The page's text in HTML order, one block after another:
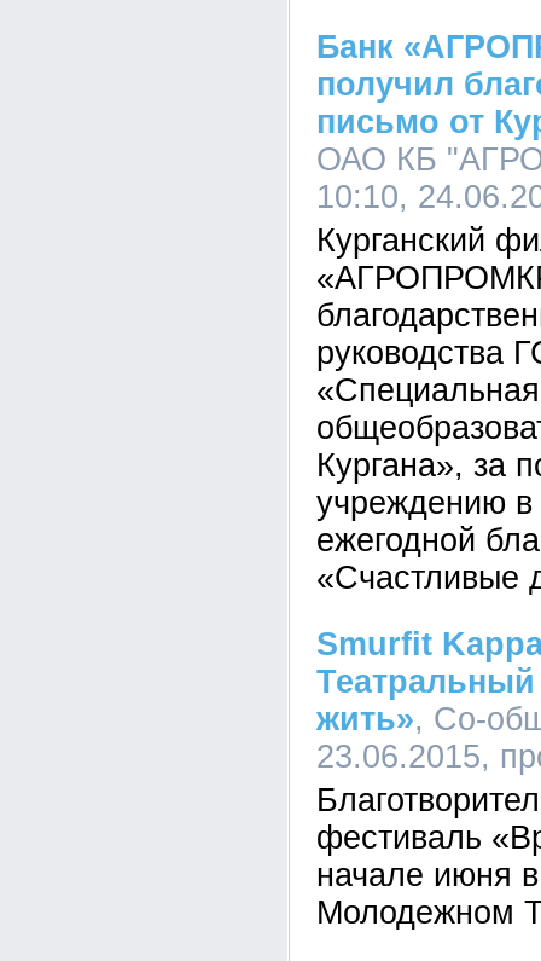
Банк
получил
письмо от
ОАО КБ
10:10,
Курганский
руководства
Кургана», за
учреждению в
ежегодной
«Счастливые
Smurfit
жить», Со-
23.06.2015,
фестиваль
начале июня
Молодежном